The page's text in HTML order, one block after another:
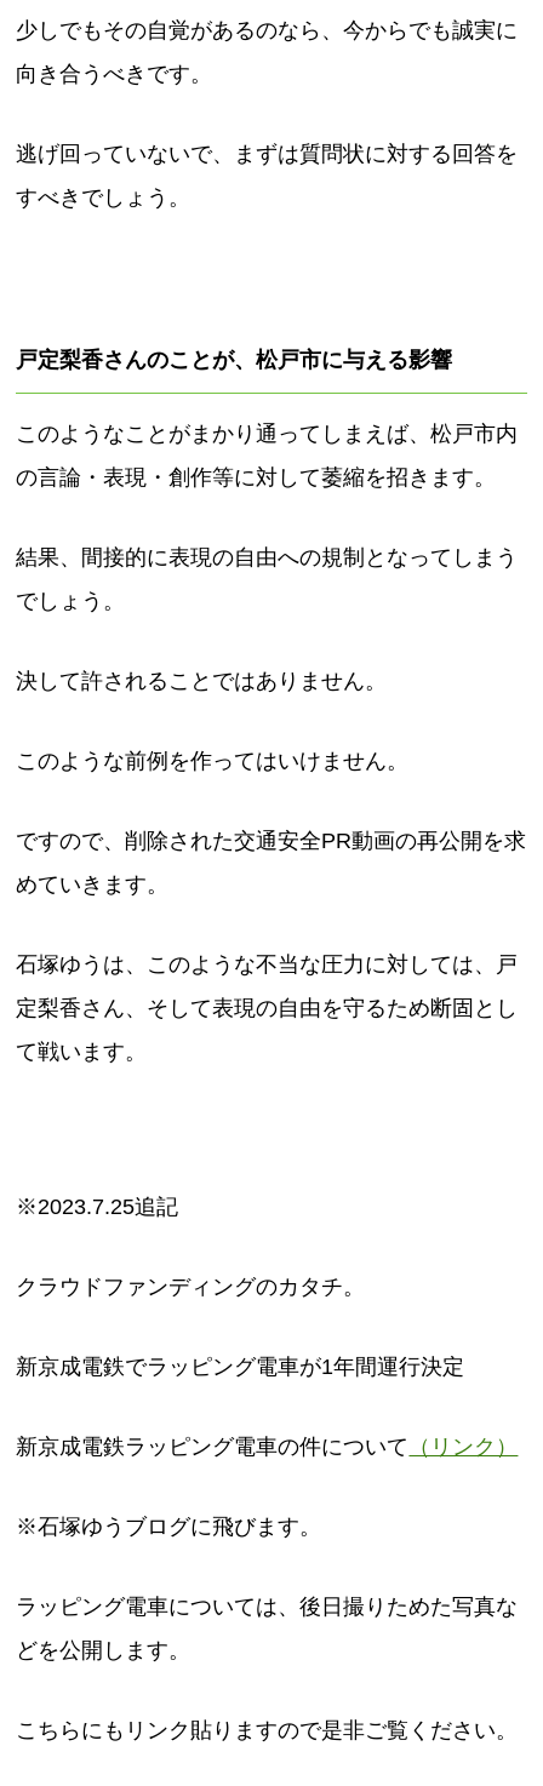
少しでもその自覚があるのなら、今からでも誠実に
向き合うべきです。
逃げ回っていないで、まずは質問状に対する回答を
すべきでしょう。
戸定梨香さんのことが、松戸市に与える影響
このようなことがまかり通ってしまえば、松戸市内
の言論・表現・創作等に対して萎縮を招きます。
結果、間接的に表現の自由への規制となってしまう
でしょう。
決して許されることではありません。
このような前例を作ってはいけません。
ですので、削除された交通安全PR動画の再公開を求
めていきます。
石塚ゆうは、このような不当な圧力に対しては、戸
定梨香さん、そして表現の自由を守るため断固とし
て戦います。
※2023.7.25追記
クラウドファンディングのカタチ。
新京成電鉄でラッピング電車が1年間運行決定
新京成電鉄ラッピング電車の件について （リンク）
※石塚ゆうブログに飛びます。
ラッピング電車については、後日撮りためた写真な
どを公開します。
こちらにもリンク貼りますので是非ご覧ください。